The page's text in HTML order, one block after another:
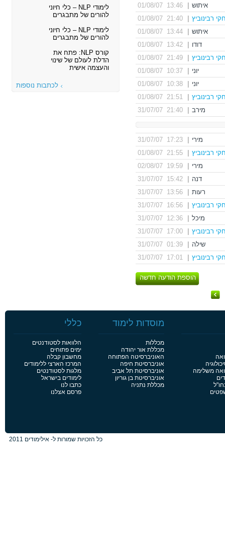
איתוש
13:46 01/08/07
רבינוביץ
21:40 01/08/07
איתוש
13:44 01/08/07
דודו
13:42 01/08/07
רבינוביץ
21:49 01/08/07
יוני
10:37 01/08/07
יוני
10:38 01/08/07
רבינוביץ
21:51 01/08/07
מירב
21:40 31/07/07
מירי
17:23 31/07/07
רבינוביץ
21:55 01/08/07
מירי
19:59 02/08/07
דנה
15:42 31/07/07
רעות
13:56 31/07/07
רבינוביץ
16:56 31/07/07
מיכל
12:36 31/07/07
רבינוביץ
17:00 31/07/07
שילה
01:39 31/07/07
רבינוביץ
17:01 31/07/07
הוספת הודעה חדשה
לימודי NLP – כלי חיוני
להורים של מתבגרים
לימודי NLP – כלי חיוני
להורים של מתבגרים
קורס NLP: פתח את
הדלת לעולם של שינוי
והעצמה אישית
לכתבות נוספות
משלימה
מוסדות לימוד
מכללות
מכללת אור יהודה
האוניברסיטה הפתוחה
אוניברסיטת חיפה
אוניברסיטת תל אביב
אוניברסיטת בן גוריון
מכללת נתניה
כללי
הלוואות לסטודנטים
ימים פתוחים
מחשבון קבלה
המרכז הארצי ללימודים
מלגות לסטודנטים
לימודים בישראל
כתבו לנו
פרסם אצלנו
כל הזכויות שמורות ל- אילימודים 2011